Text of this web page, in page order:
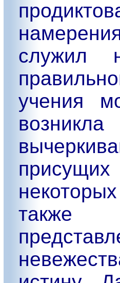
служил
учения
также